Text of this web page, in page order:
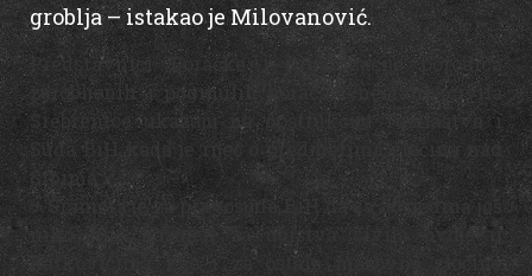
groblja – istakao je Milovanović.
Predstavnici Boračke i Organizacije porodica
zarobljenih i poginulih boraca i nestalih civila
Srebrenice ukazuju na opstrukciju Tužilaštva i
Suda BiH kada je riječ o predmetima zločina nad
Srbima.
– Sramota je za pravosuđe BiH da za 30 godina još
niko nije kažnjen za ubistva civila ovdje u
Ratkovićima kao i za ostale masovne zločine